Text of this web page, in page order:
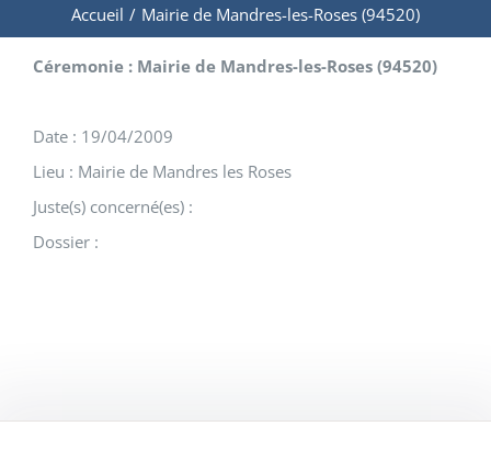
Accueil / Mairie de Mandres-les-Roses (94520)
Céremonie : Mairie de Mandres-les-Roses (94520)
Date : 19/04/2009
Lieu : Mairie de Mandres les Roses
Juste(s) concerné(es) :
Dossier :